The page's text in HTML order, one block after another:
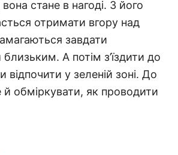
вона стане в нагоді. З його
отримати вгору над
завдати
А потім з’їздити до
відпочити у зеленій зоні. До
й обміркувати, як проводити